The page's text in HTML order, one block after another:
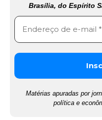
Brasília, do Espírito
Matérias apuradas por
política e